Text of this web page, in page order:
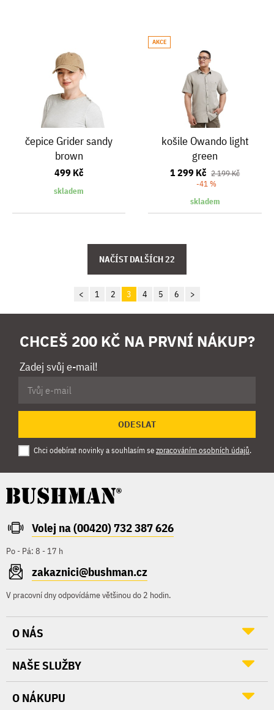
čepice Grider sandy
brown
499 Kč
skladem
AKCE
košile Owando light
green
1 299 Kč 2 199 Kč
-41 %
skladem
< 1 2 3 4 5 6 >
CHCEŠ 200 KČ NA PRVNÍ NÁKUP?
Zadej svůj e-mail!
ODESLAT
Chci odebírat novinky a souhlasím sezpracováním osobních údajů.
Volej na (00420) 732 387 626
Po - Pá: 8 - 17 h
zakaznici@bushman.cz
V pracovní dny odpovídáme většinou do 2 hodin.
O NÁS
NAŠE SLUŽBY
O NÁKUPU